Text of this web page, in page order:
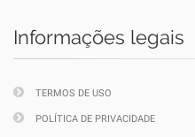
Informações legais
TERMOS DE USO
POLÍTICA DE PRIVACIDADE